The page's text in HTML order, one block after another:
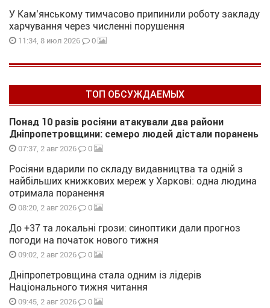
У Кам’янському тимчасово припинили роботу закладу
харчування через численні порушення
11:34, 8 июл 2026 0
ТОП ОБСУЖДАЕМЫХ
Понад 10 разів росіяни атакували два райони
Дніпропетровщини: семеро людей дістали поранень
07:37, 2 авг 2026 0
Росіяни вдарили по складу видавництва та одній з
найбільших книжкових мереж у Харкові: одна людина
отримала поранення
08:20, 2 авг 2026 0
До +37 та локальні грози: синоптики дали прогноз
погоди на початок нового тижня
09:02, 2 авг 2026 0
Дніпропетровщина стала одним із лідерів
Національного тижня читання
09:45, 2 авг 2026 0